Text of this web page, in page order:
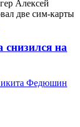
Алексей
две сим-карты
снизился на
Федюшин